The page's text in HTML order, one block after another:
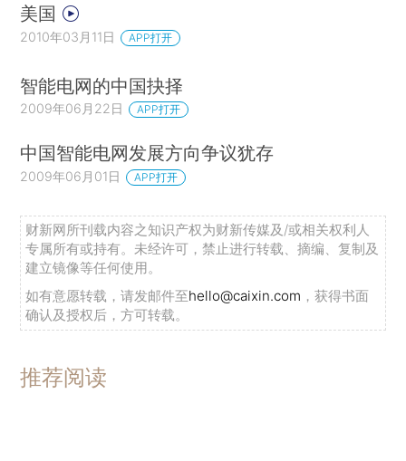
美国
2010年03月11日 APP打开
智能电网的中国抉择
2009年06月22日 APP打开
中国智能电网发展方向争议犹存
2009年06月01日 APP打开
财新网所刊载内容之知识产权为财新传媒及/或相关权利人
专属所有或持有。未经许可，禁止进行转载、摘编、复制及
建立镜像等任何使用。
如有意愿转载，请发邮件至hello@caixin.com ，获得书面
确认及授权后，方可转载。
推荐阅读